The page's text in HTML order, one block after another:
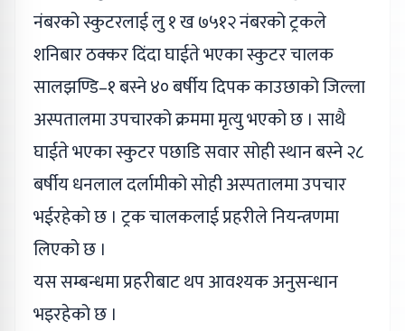
नंबरको स्कुटरलाई लु १ ख ७५१२ नंबरको ट्रकले
शनिबार ठक्कर दिंदा घाईते भएका स्कुटर चालक
सालझण्डि–१ बस्ने ४० बर्षीय दिपक काउछाको जिल्ला
अस्पतालमा उपचारको क्रममा मृत्यु भएको छ । साथै
घाईते भएका स्कुटर पछाडि सवार सोही स्थान बस्ने २८
बर्षीय धनलाल दर्लामीको सोही अस्पतालमा उपचार
भईरहेको छ । ट्रक चालकलाई प्रहरीले नियन्त्रणमा
लिएको छ ।
यस सम्बन्धमा प्रहरीबाट थप आवश्यक अनुसन्धान
भइरहेको छ ।